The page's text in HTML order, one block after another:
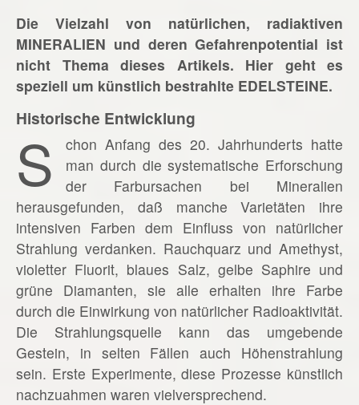
Die Vielzahl von natürlichen, radiaktiven
MINERALIEN und deren Gefahrenpotential ist
nicht Thema dieses Artikels. Hier geht es
speziell um künstlich bestrahlte EDELSTEINE.
Historische Entwicklung
S
chon Anfang des 20. Jahrhunderts hatte
man durch die systematische Erforschung
der Farbursachen bei Mineralien
herausgefunden, daß manche Varietäten ihre
intensiven Farben dem Einfluss von natürlicher
Strahlung verdanken. Rauchquarz und Amethyst,
violetter Fluorit, blaues Salz, gelbe Saphire und
grüne Diamanten, sie alle erhalten ihre Farbe
durch die Einwirkung von natürlicher Radioaktivität.
Die Strahlungsquelle kann das umgebende
Gestein, in selten Fällen auch Höhenstrahlung
sein. Erste Experimente, diese Prozesse künstlich
nachzuahmen waren vielversprechend.